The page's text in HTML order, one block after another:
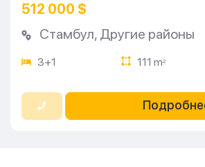
512 000 $
Стамбул, Другие районы
3+1 111 m2